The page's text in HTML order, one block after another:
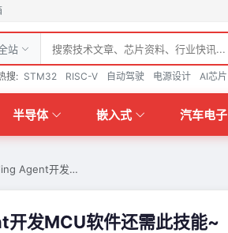
站
搜: STM32 RISC-V 自动驾驶 电源设计 AI芯片
半导体 嵌入式 汽车电子
Agent开发…
发MCU软件还需此技能~